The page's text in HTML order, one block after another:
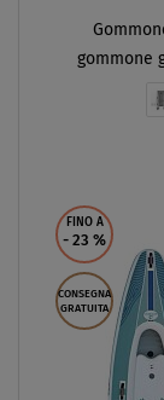
gommone
FINO A
- 23 %
CONSEGNA
GRATUITA